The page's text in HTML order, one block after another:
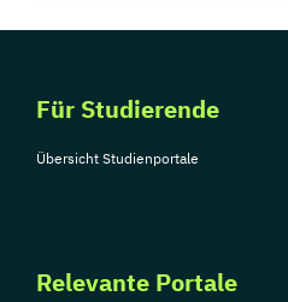
Für Studierende
Übersicht Studienportale
Relevante Portale